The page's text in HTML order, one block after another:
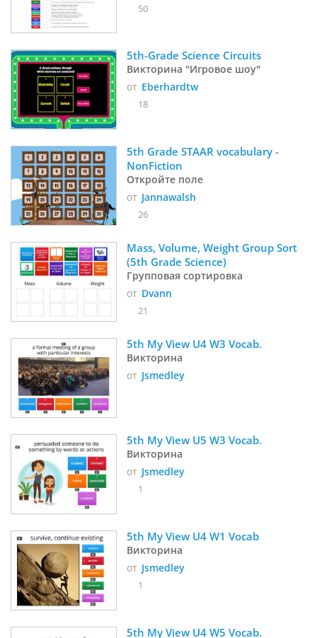
50
5th-Grade Science Circuits
Викторина "Игровое шоу"
от Eberhardtw
18
5th Grade STAAR vocabulary -
NonFiction
Откройте поле
от Jannawalsh
26
Mass, Volume, Weight Group Sort
(5th Grade Science)
Групповая сортировка
от Dvann
21
Викторина
от Jsmedley
Викторина
от Jsmedley
1
5th My View U4 W1 Vocab
Викторина
от Jsmedley
1